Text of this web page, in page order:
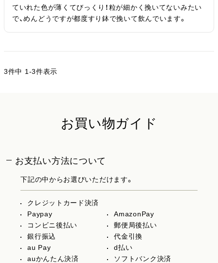
ていれた色が薄くてびっくり！粒が細かく挽いてないみたい
で、めんどうですが都度すり鉢で挽いて飲んでいます。
3件中 1-3件表示
お買い物ガイド
お支払い方法について
下記の中からお選びいただけます。
クレジットカード決済
Paypay
AmazonPay
コンビニ後払い
郵便局後払い
銀行振込
代金引換
au Pay
d払い
auかんたん決済
ソフトバンク決済